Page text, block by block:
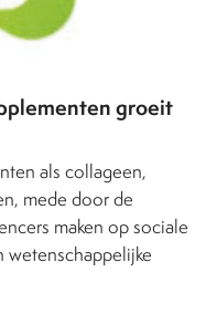
groeit
als collageen,
mede door de
maken op sociale
wetenschappelijke